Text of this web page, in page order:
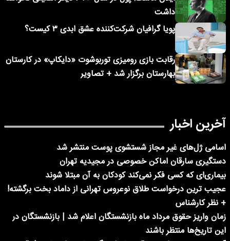
داشت
پویا گرافیان شرکت‌کننده عشق ابدی ۳ کیست؟
رقابت بازی رومیزی توربوشوت «دایکاپ» در کارستان
بهارستان برگزار شد + تصاویر
آخرین اخبار
اسامی ژل‌های غیر مجاز شستشوی پوست منتشر شد
دستگیری سارقان اماکن خصوصی در مجیدیه تهران
بیماری‌ای که کسی فکر نمی‌کند کودکان به آن مبتلا شوند
عجیب ترین درخواست طلاق نوعروس تهرانی از داماد بخت برگشته!
+ نظر کارشناس
زمان واریز حقوق مرداد ماه بازنشستگان اعلام شد | بازنشستگان در
این تاریخ‌ها منتظر باشند